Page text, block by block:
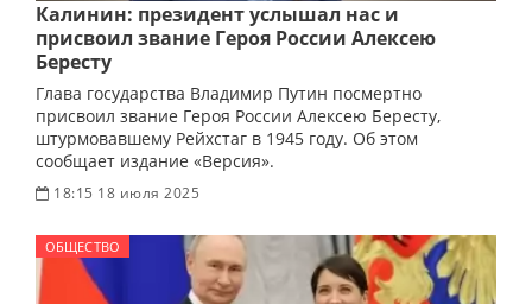
Калинин: президент услышал нас и
присвоил звание Героя России Алексею
Бересту
Глава государства Владимир Путин посмертно
присвоил звание Героя России Алексею Бересту,
штурмовавшему Рейхстаг в 1945 году. Об этом
сообщает издание «Версия».
18:15 18 июля 2025
ОБЩЕСТВО